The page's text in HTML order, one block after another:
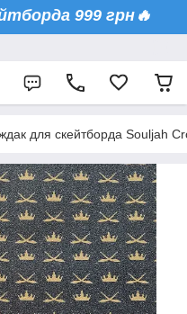
999 грн🔥
для скейтборда Souljah